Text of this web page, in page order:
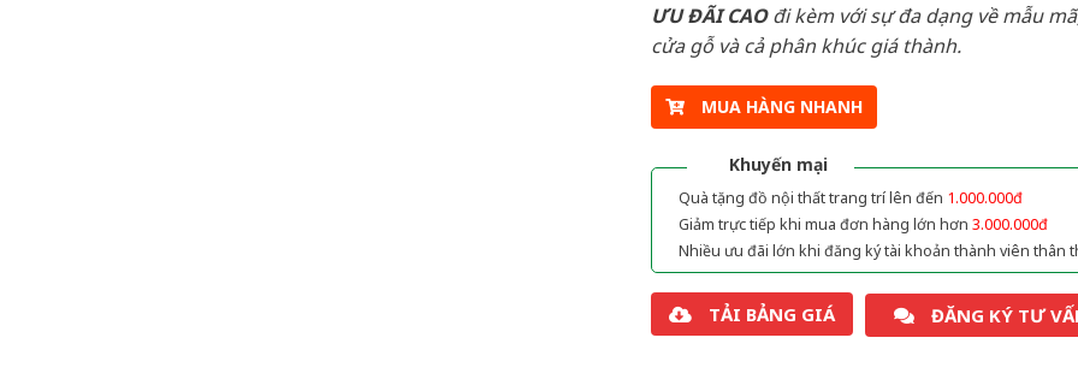
ƯU ĐÃI CAOđi kèm với sự đa dạng về mẫu
cửa gỗ và cả phân khúc giá thành.
MUA HÀNG NHANH
Khuyến mại
Quà tặng đồ nội thất trang trí lên đến 1.000.000đ
Giảm trực tiếp khi mua đơn hàng lớn hơn 3.000.000đ
Nhiều ưu đãi lớn khi đăng ký tài khoản thành viên thân
TẢI BẢNG GIÁ ĐĂNG KÝ TƯ